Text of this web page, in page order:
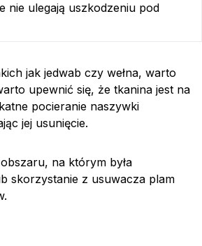
nie ulegają uszkodzeniu pod
jak jedwab czy wełna, warto
upewnić się, że tkanina jest na
pocieranie naszywki
jej usunięcie.
na którym była
skorzystanie z usuwacza plam